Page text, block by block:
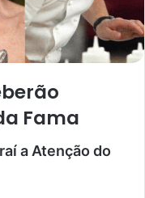
Fama
a Atenção do